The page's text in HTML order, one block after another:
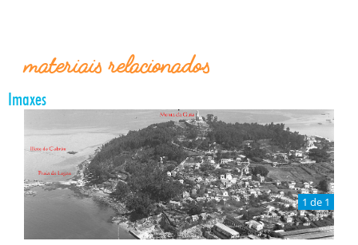
materiais relacionados
Imaxes
1 de 1